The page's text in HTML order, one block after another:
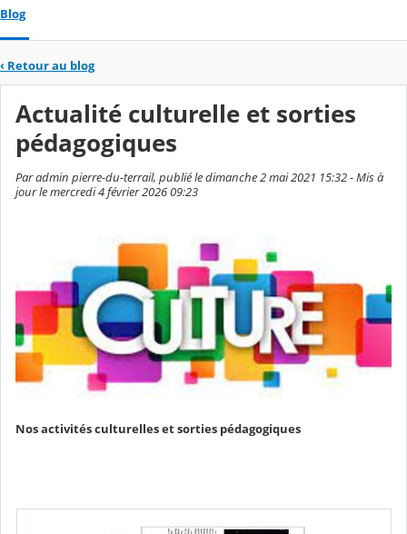
Blog
‹ Retour au blog
Actualité culturelle et sorties
pédagogiques
Par admin pierre-du-terrail, publié le dimanche 2 mai 2021 15:32 - Mis à
jour le mercredi 4 février 2026 09:23
Nos activités culturelles et sorties pédagogiques